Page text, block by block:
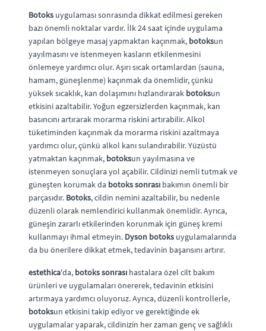
Botoks uygulaması sonrasında dikkat edilmesi gereken
bazı önemli noktalar vardır. İlk 24 saat içinde uygulama
yapılan bölgeye masaj yapmaktan kaçınmak, botoksun
yayılmasını ve istenmeyen kasların etkilenmesini
önlemeye yardımcı olur. Aşırı sıcak ortamlardan (sauna,
hamam, güneşlenme) kaçınmak da önemlidir, çünkü
yüksek sıcaklık, kan dolaşımını hızlandırarak botoksun
etkisini azaltabilir. Yoğun egzersizlerden kaçınmak, kan
basıncını artırarak morarma riskini artırabilir. Alkol
tüketiminden kaçınmak da morarma riskini azaltmaya
yardımcı olur, çünkü alkol kanı sulandırabilir. Yüzüstü
yatmaktan kaçınmak, botoksun yayılmasına ve
istenmeyen sonuçlara yol açabilir. Cildinizi nemli tutmak ve
güneşten korumak da botoks sonrası bakımın önemli bir
parçasıdır. Botoks, cildin nemini azaltabilir, bu nedenle
düzenli olarak nemlendirici kullanmak önemlidir. Ayrıca,
güneşin zararlı etkilerinden korunmak için güneş kremi
kullanmayı ihmal etmeyin. Dyson botoks uygulamalarında
da bu önerilere dikkat etmek, tedavinin başarısını artırır.
estethica'da, botoks sonrası hastalara özel cilt bakım
ürünleri ve uygulamaları önererek, tedavinin etkisini
artırmaya yardımcı oluyoruz. Ayrıca, düzenli kontrollerle,
botoksun etkisini takip ediyor ve gerektiğinde ek
uygulamalar yaparak, cildinizin her zaman genç ve sağlıklı